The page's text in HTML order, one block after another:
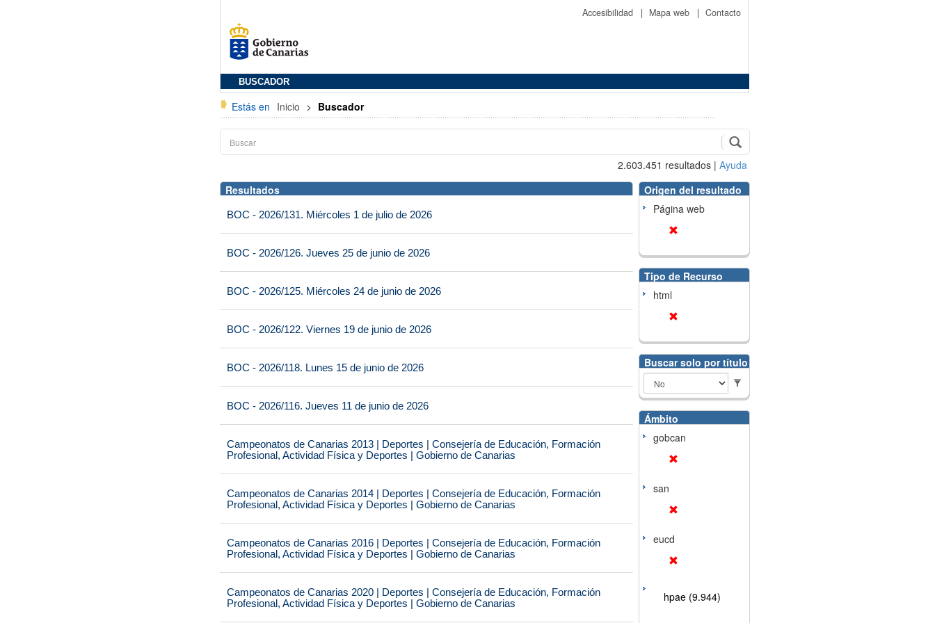
Accesibilidad | Mapa web | Contacto
BUSCADOR
Estás en Inicio > Buscador
2.603.451 resultados | Ayuda
Resultados
BOC - 2026/131. Miércoles 1 de julio de 2026
BOC - 2026/126. Jueves 25 de junio de 2026
BOC - 2026/125. Miércoles 24 de junio de 2026
BOC - 2026/122. Viernes 19 de junio de 2026
BOC - 2026/118. Lunes 15 de junio de 2026
BOC - 2026/116. Jueves 11 de junio de 2026
Campeonatos de Canarias 2013 | Deportes | Consejería de Educación, Formación
Profesional, Actividad Física y Deportes | Gobierno de Canarias
Campeonatos de Canarias 2014 | Deportes | Consejería de Educación, Formación
Profesional, Actividad Física y Deportes | Gobierno de Canarias
Campeonatos de Canarias 2016 | Deportes | Consejería de Educación, Formación
Profesional, Actividad Física y Deportes | Gobierno de Canarias
Campeonatos de Canarias 2020 | Deportes | Consejería de Educación, Formación
Profesional, Actividad Física y Deportes | Gobierno de Canarias
Origen del resultado
Página web
Tipo de Recurso
html
Buscar solo por título
Ámbito
gobcan
san
eucd
hpae (9.944)